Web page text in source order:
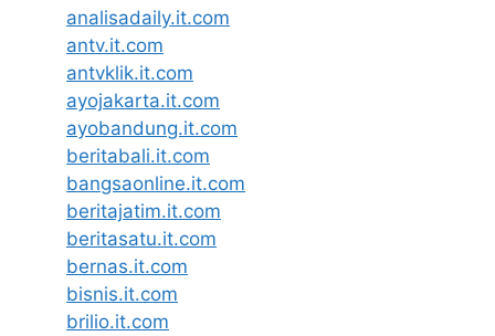
analisadaily.it.com
antv.it.com
antvklik.it.com
ayojakarta.it.com
ayobandung.it.com
beritabali.it.com
bangsaonline.it.com
beritajatim.it.com
beritasatu.it.com
bernas.it.com
bisnis.it.com
brilio.it.com